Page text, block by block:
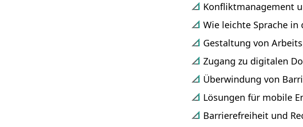
Konfliktmanagement
Wie leichte Sprache
Gestaltung von
Zugang zu digitalen
Überwindung von
Lösungen für mobile
Barrierefreiheit und